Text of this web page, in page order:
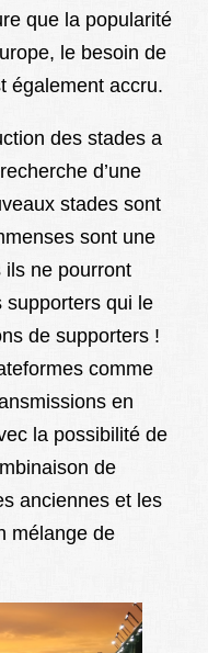
que la popularité
le besoin de
également accru.
des stades a
d’une
stades sont
sont une
ils ne pourront
supporters qui le
de supporters !
comme
en
la possibilité de
de
anciennes et les
mélange de